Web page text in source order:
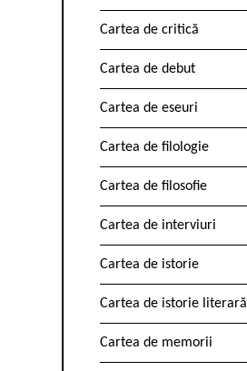
Cartea de critică
Cartea de debut
Cartea de eseuri
Cartea de filologie
Cartea de filosofie
Cartea de interviuri
Cartea de istorie
Cartea de istorie literară
Cartea de memorii